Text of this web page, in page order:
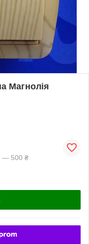
Магнолія
— 500 ₴